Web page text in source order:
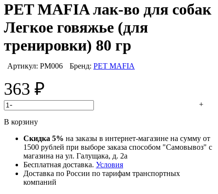
PET MAFIA лак-во для собак
Легкое говяжье (для
тренировки) 80 гр
Артикул: PM006 Бренд: PET MAFIA
363 ₽
- +
В корзину
Скидка 5% на заказы в интернет-магазине на сумму от
1500 рублей при выборе заказа способом "Самовывоз" с
магазина на ул. Галущака, д. 2а
Бесплатная доставка. Условия
Доставка по России по тарифам транспортных
компаний